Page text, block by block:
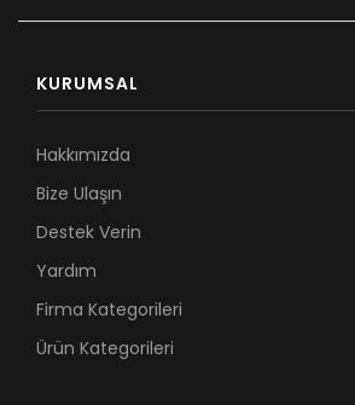
KURUMSAL
Hakkımızda
Bize Ulaşın
Destek Verin
Yardım
Firma Kategorileri
Ürün Kategorileri